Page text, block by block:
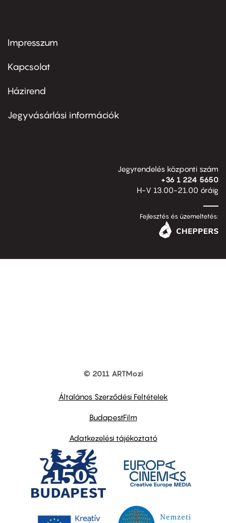
Footer
first
Impresszum
Kapcsolat
Footer
second
Házirend
Jegyvásárlási információk
Jegyrendelés központi szám
+36 1 224 5650
H-V 13.00-21.00 óráig
Fejlesztés és üzemeltetés:
© 2011 ARTMozi
Általános Szerződési Feltételek
BudapestFilm
Adatkezelési tájékoztató